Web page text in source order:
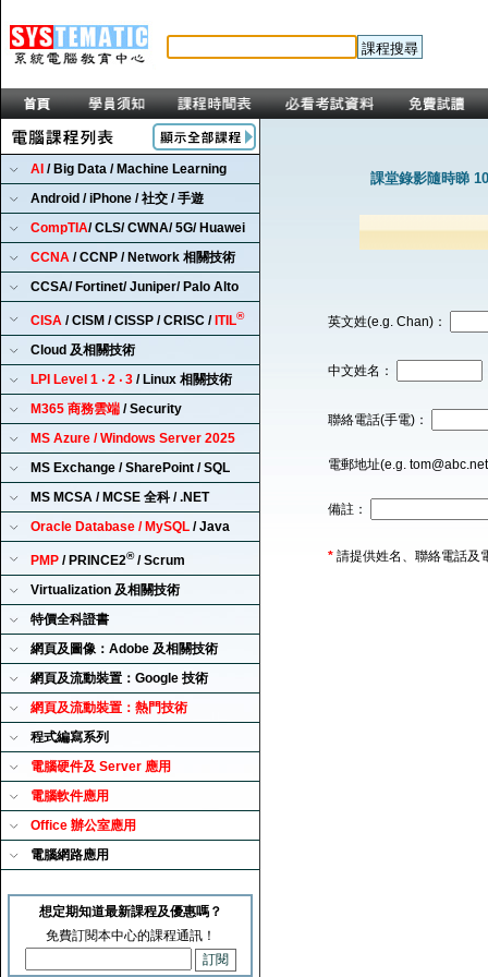
AI / Big Data / Machine Learning
Android / iPhone / 社交 / 手遊
CompTIA/ CLS/ CWNA/ 5G/ Huawei
CCNA / CCNP / Network 相關技術
CCSA/ Fortinet/ Juniper/ Palo Alto
CISA / CISM / CISSP / CRISC / ITIL®
Cloud 及相關技術
LPI Level 1 ‧ 2 ‧ 3 / Linux 相關技術
M365 商務雲端 / Security
MS Azure / Windows Server 2025
MS Exchange / SharePoint / SQL
MS MCSA / MCSE 全科 / .NET
Oracle Database / MySQL / Java
PMP / PRINCE2®/ Scrum
Virtualization 及相關技術
特價全科證書
網頁及圖像：Adobe 及相關技術
網頁及流動裝置：Google 技術
網頁及流動裝置：熱門技術
程式編寫系列
電腦硬件及 Server 應用
電腦軟件應用
Office 辦公室應用
電腦網路應用
想定期知道最新課程及優惠嗎？
免費訂閱本中心的課程通訊！
課堂錄影隨時睇
英文姓(e.g. Chan)：
中文姓名：
聯絡電話(手電)：
電郵地址(e.g.
備註：
* 請提供姓名、聯絡電話及